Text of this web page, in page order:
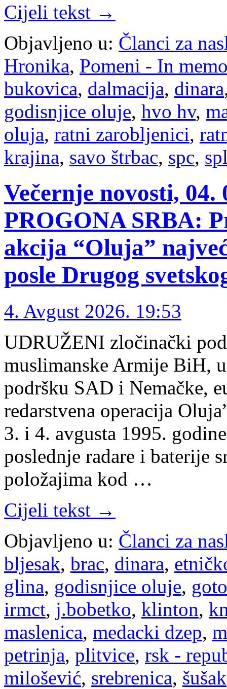
Cijeli tekst →
Objavljeno u: Članci za
Hronika, Pomeni - In
bukovica, dalmacija, dinara
godisnjice oluje, hvo hv,
oluja, ratni zarobljenici,
krajina, savo štrbac, spc,
Večernje novosti,
PROGONA SRBA:
akcija “Oluja”
posle Drugog
4. Avgust 2026. 19:53
UDRUŽENI zločinački
muslimanske Armije BiH,
podršku SAD i Nemačke,
redarstvena operacija
3. i 4. avgusta 1995.
poslednje radare i baterije
položajima kod …
Cijeli tekst →
Objavljeno u: Članci za
bljesak, brac, dinara,
glina, godisnjice oluje,
irmct, j.bobetko, klinton,
maslenica, medacki dzep,
petrinja, plitvice, rsk -
milošević, srebrenica, šušak